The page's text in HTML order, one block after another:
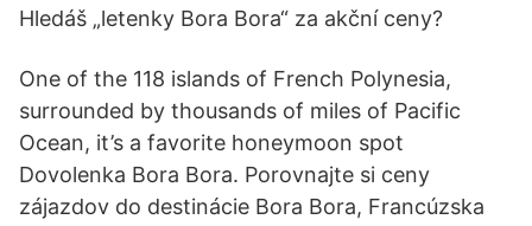
Hledáš „letenky Bora Bora“ za akční ceny?
One of the 118 islands of French Polynesia,
surrounded by thousands of miles of Pacific
Ocean, it’s a favorite honeymoon spot
Dovolenka Bora Bora. Porovnajte si ceny
zájazdov do destinácie Bora Bora, Francúzska